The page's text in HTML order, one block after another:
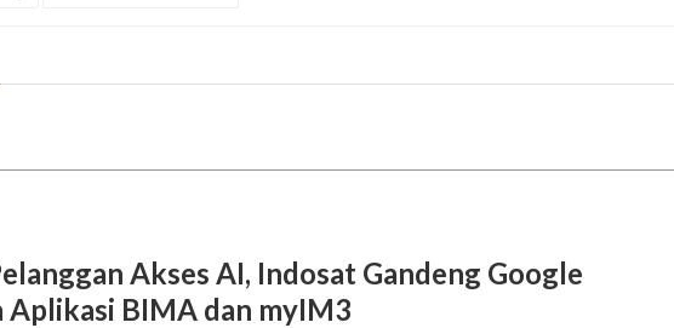
Akses AI, Indosat Gandeng Google
Aplikasi BIMA dan myIM3